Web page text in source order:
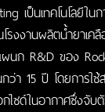
เป็นเทคโนโลยีใน
งงานผลิตน้ำยาเค
ผนก R&D ของ
า 15 ปี โดยการใช้
ไซด์ในอากาศซึ่งจั